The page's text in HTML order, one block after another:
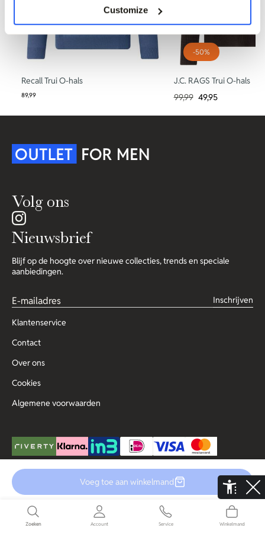
Customize
Voeg toe aan winkelmand
Recall Trui O-hals
89,99
-50%
J.C. RAGS Trui O-hals
99,99 49,95
Volg ons
Nieuwsbrief
Blijf op de hoogte over nieuwe collecties, trends en speciale
aanbiedingen.
Inschrijven
Klantenservice
Contact
Over ons
Cookies
Algemene voorwaarden
© Copyright 2025 Outlet for Men De Aaldor 13, 4191 PC, Geldermalsen
Zoeken Account Service Winkelmand